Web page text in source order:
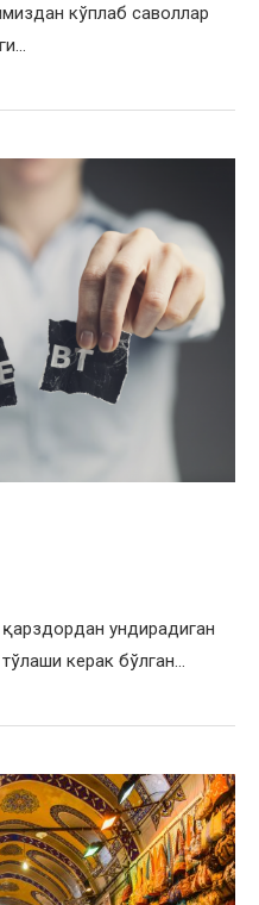
кўплаб саволлар
ундирадиган
керак бўлган…